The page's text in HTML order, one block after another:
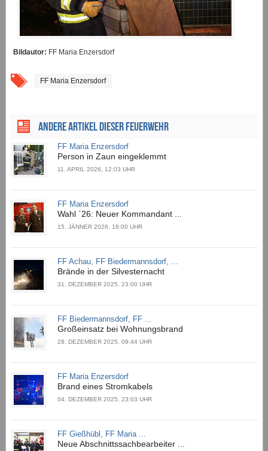
Bildautor: FF Maria Enzersdorf
FF Maria Enzersdorf
ANDERE ARTIKEL DIESER FEUERWEHR
FF Maria Enzersdorf
Person in Zaun eingeklemmt
11. APRIL 2026, 12:03 UHR
FF Maria Enzersdorf
Wahl `26: Neuer Kommandant ...
15. JÄNNER 2026, 18:00 UHR
FF Achau, FF Biedermannsdorf, ...
Brände in der Silvesternacht
31. DEZEMBER 2025, 23:00 UHR
FF Biedermannsdorf, FF ...
Großeinsatz bei Wohnungsbrand
28. DEZEMBER 2025, 09:44 UHR
FF Maria Enzersdorf
Brand eines Stromkabels
04. DEZEMBER 2025, 23:03 UHR
FF Gießhübl, FF Maria ...
Neue Abschnittssachbearbeiter ...